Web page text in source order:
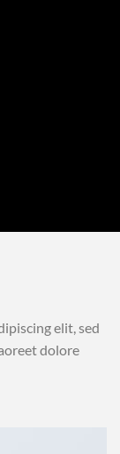
elit, sed
dolore